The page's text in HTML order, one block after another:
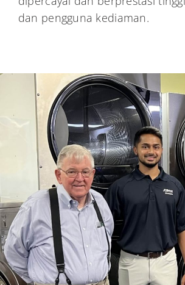
dan pengguna kediaman.